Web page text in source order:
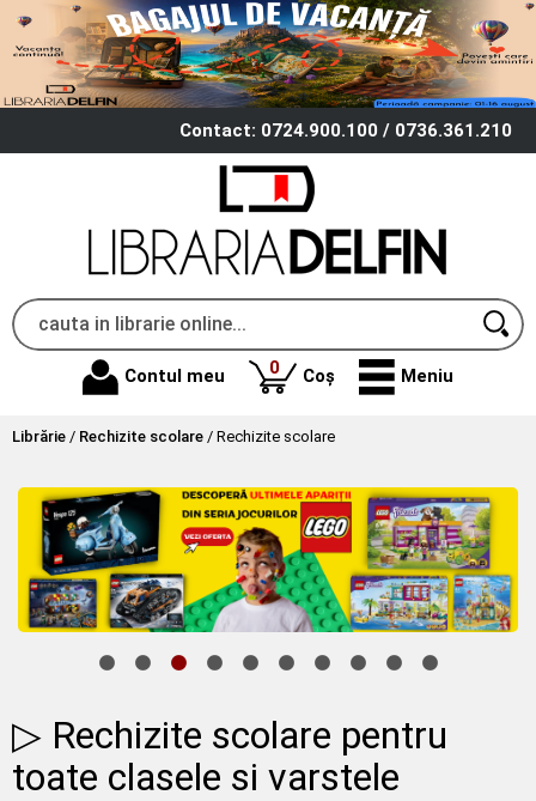
Contact: 0724.900.100 / 0736.361.210
Contul meu 0produse
Coș Meniu
Librărie / Rechizite scolare / Rechizite scolare
▷ Rechizite scolare pentru
toate clasele si varstele